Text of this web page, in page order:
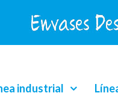
industrial